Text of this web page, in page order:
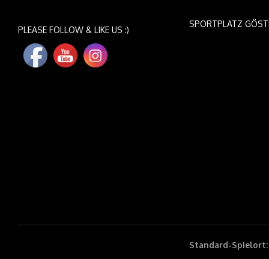
PLEASE FOLLOW & LIKE US :)
SPORTPLATZ
Standard-Spielort: